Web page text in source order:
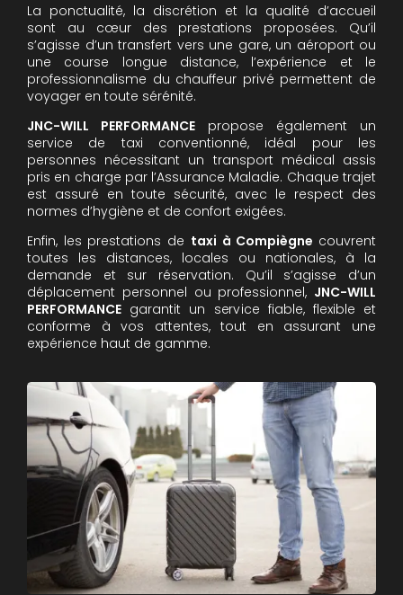
La ponctualité, la discrétion et la qualité d’accueil
sont au cœur des prestations proposées. Qu’il
s’agisse d’un transfert vers une gare, un aéroport ou
une course longue distance, l’expérience et le
professionnalisme du chauffeur privé permettent de
voyager en toute sérénité.
JNC-WILL PERFORMANCE propose également un
service de taxi conventionné, idéal pour les
personnes nécessitant un transport médical assis
pris en charge par l’Assurance Maladie. Chaque trajet
est assuré en toute sécurité, avec le respect des
normes d’hygiène et de confort exigées.
Enfin, les prestations de taxi à Compiègne couvrent
toutes les distances, locales ou nationales, à la
demande et sur réservation. Qu’il s’agisse d’un
déplacement personnel ou professionnel, JNC-WILL
PERFORMANCE garantit un service fiable, flexible et
conforme à vos attentes, tout en assurant une
expérience haut de gamme.